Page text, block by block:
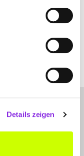
Details zeigen